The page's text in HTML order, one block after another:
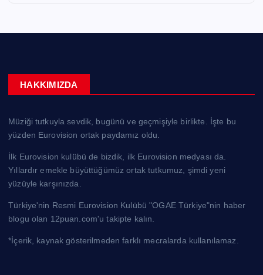
HAKKIMIZDA
Müziği tutkuyla sevdik, bugünü ve geçmişiyle birlikte. İşte bu
yüzden Eurovision ortak paydamız oldu.
İlk Eurovision kulübü de bizdik, ilk Eurovision medyası da.
Yıllardır emekle büyüttüğümüz ortak tutkumuz, şimdi yeni
yüzüyle karşınızda.
Türkiye'nin Resmi Eurovision Kulübü "OGAE Türkiye"nin haber
blogu olan 12puan.com'u takipte kalın.
*İçerik, kaynak gösterilmeden farklı mecralarda kullanılamaz.